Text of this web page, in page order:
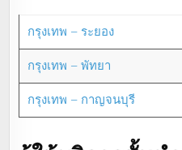
กรุงเทพ – ระยอง
กรุงเทพ – พัทยา
กรุงเทพ – กาญจนบุรี